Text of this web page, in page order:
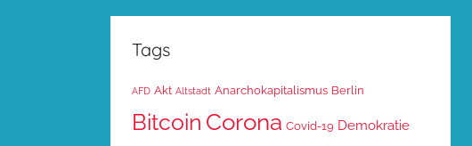
Tags
AFD Akt Altstadt Anarchokapitalismus Berlin
Bitcoin Corona Covid-19 Demokratie